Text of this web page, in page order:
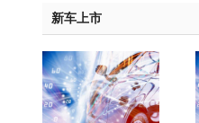
新车上市